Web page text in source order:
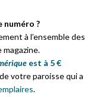
numéro ?
à l’ensemble des
est à 5 €
votre paroisse qui a
.